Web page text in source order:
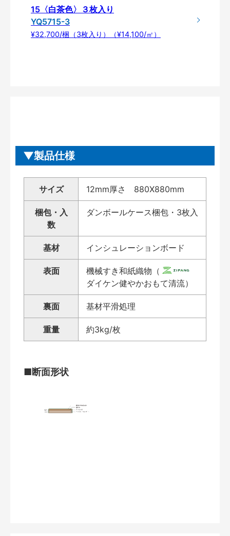
15〈白茶色〉３枚入り
YQ5715-3
¥32,700/梱（3枚入り）（¥14,100/㎡）
製品仕様
サイズ 12mm厚さ 880X880mm
梱包・入
数
ダンボールケース梱包・3枚入
基材 インシュレーションボード
表面
機械すき和紙織物（
ダイケン健やかおもて清流）
裏面 基材平滑処理
重量 約3kg/枚
■断面形状